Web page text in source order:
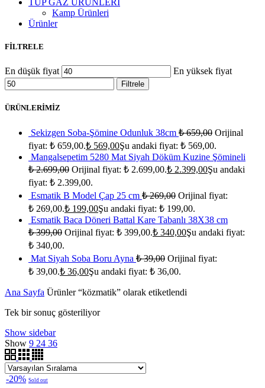
TÜP GAZ ÜRÜNLERİ
Kamp Ürünleri
Ürünler
FİLTRELE
En düşük fiyat En yüksek fiyat
Filtrele
ÜRÜNLERİMİZ
Sekizgen Soba-Şömine Odunluk 38cm ₺659,00 Orijinal
fiyat: ₺ 659,00.₺ 569,00Şu andaki fiyat: ₺ 569,00.
Mangalsepetim 5280 Mat Siyah Döküm Kuzine Şömineli
₺2.699,00 Orijinal fiyat: ₺ 2.699,00.₺ 2.399,00Şu andaki
fiyat: ₺ 2.399,00.
Esmatik B Model Çap 25 cm ₺269,00 Orijinal fiyat:
₺ 269,00.₺ 199,00Şu andaki fiyat: ₺ 199,00.
Esmatik Baca Döneri Battal Kare Tabanlı 38X38 cm
₺399,00 Orijinal fiyat: ₺ 399,00.₺ 340,00Şu andaki fiyat:
₺ 340,00.
Mat Siyah Soba Boru Ayna ₺39,00 Orijinal fiyat:
₺ 39,00.₺ 36,00Şu andaki fiyat: ₺ 36,00.
Ana Sayfa Ürünler “közmatik” olarak etiketlendi
Tek bir sonuç gösteriliyor
Show sidebar
Show 9 24 36
-20% Sold out